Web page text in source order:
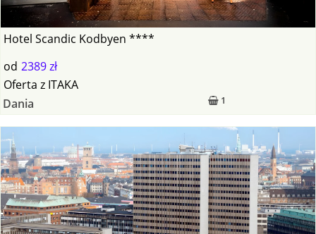
Hotel Scandic Kodbyen ****
od 2389 zł
1
Oferta z ITAKA
Dania